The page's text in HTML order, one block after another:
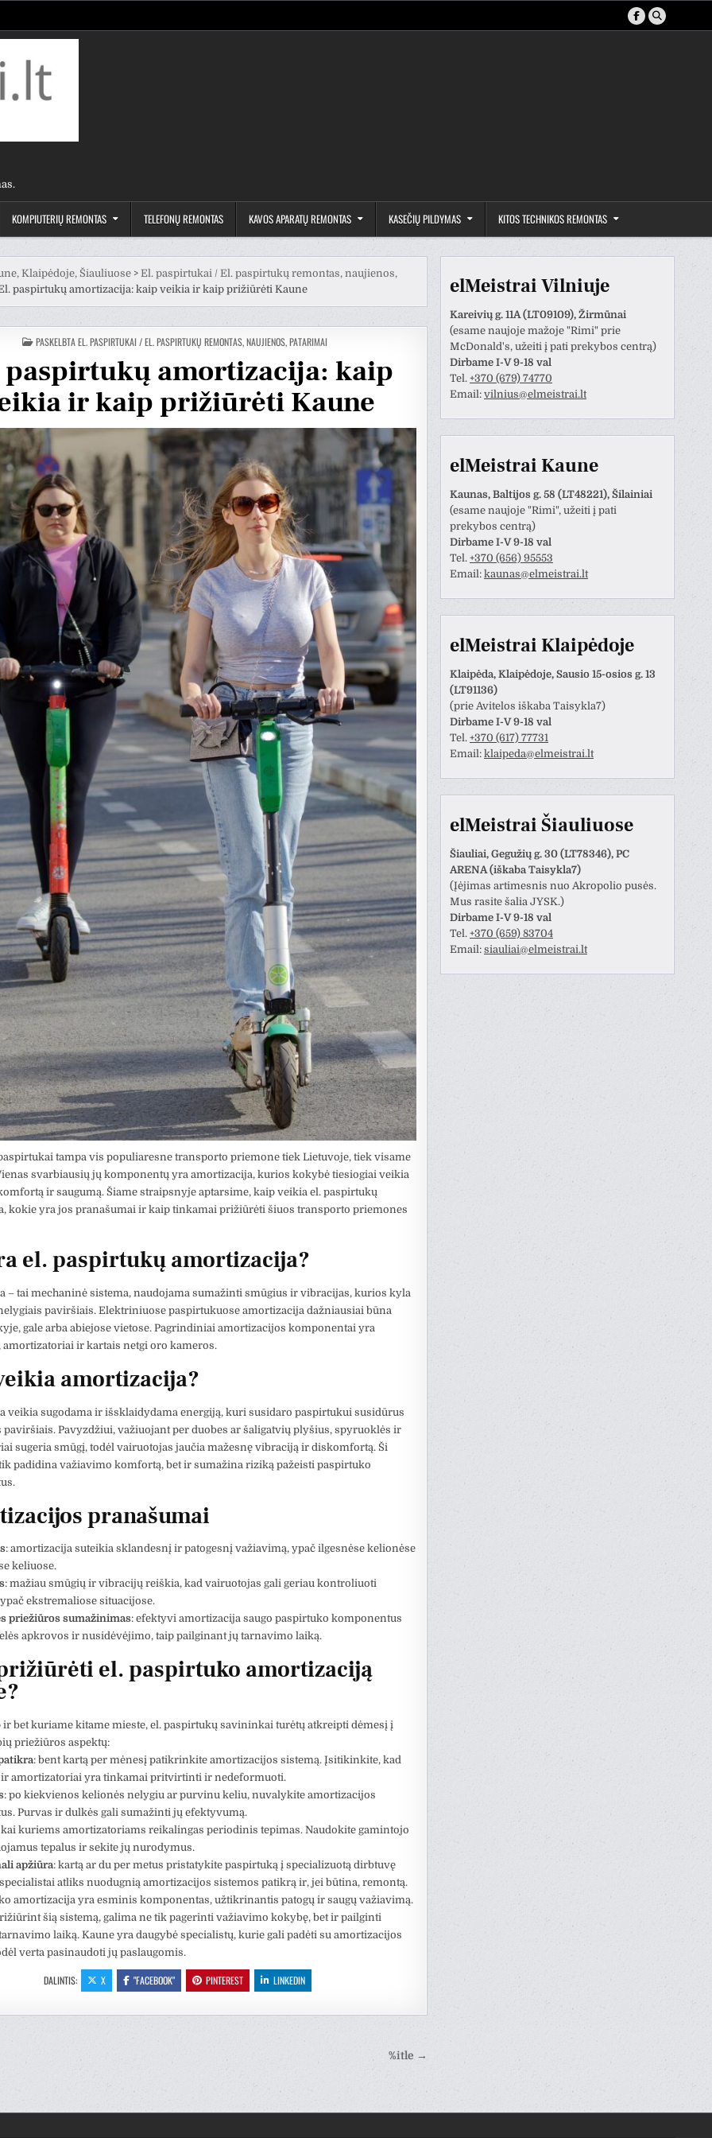
KOMPIUTERIŲ REMONTAS TELEFONŲ REMONTAS KAVOS APARATŲ REMONTAS KASEČIŲ PILDYMAS KITOS TECHNIKOS REMONTAS
Krv
metų
Vytautas Ragaisis
prieš 3 metų
Šis naudotojas paliko tik
įvertinimą.
Anastazija Lukoševičienė
prieš 3 metų
Šis naudotojas paliko tik
įvertinimą.
Mandagus bendravimas ir
greitai bei kokybiškai
atliktas darbas.
Klaipėdoje, Šiauliuose> El. paspirtukai / El. paspirtukų remontas, naujienos,
paspirtukų amortizacija: kaip veikia ir kaip prižiūrėti Kaune
PASKELBTAEL. PASPIRTUKAI / EL. PASPIRTUKŲ REMONTAS, NAUJIENOS, PATARIMAI
paspirtukų amortizacija: kaip
ir kaip prižiūrėti Kaune
tampa vis populiaresne transporto priemone tiek Lietuvoje, tiek visame
svarbiausių jų komponentų yra amortizacija, kurios kokybė tiesiogiai veikia
ir saugumą. Šiame straipsnyje aptarsime, kaip veikia el. paspirtukų
kokie yra jos pranašumai ir kaip tinkamai prižiūrėti šiuos transporto priemones
el. paspirtukų amortizacija?
– tai mechaninė sistema, naudojama sumažinti smūgius ir vibracijas, kurios kyla
paviršiais. Elektriniuose paspirtukuose amortizacija dažniausiai būna
gale arba abiejose vietose. Pagrindiniai amortizacijos komponentai yra
amortizatoriai ir kartais netgi oro kameros.
amortizacija?
veikia sugodama ir išsklaidydama energiją, kuri susidaro paspirtukui susidūrus
paviršiais. Pavyzdžiui, važiuojant per duobes ar šaligatvių plyšius, spyruoklės ir
sugeria smūgį, todėl vairuotojas jaučia mažesnę vibraciją ir diskomfortą. Ši
padidina važiavimo komfortą, bet ir sumažina riziką pažeisti paspirtuko
pranašumai
: amortizacija suteikia sklandesnį ir patogesnį važiavimą, ypač ilgesnėse kelionėse
keliuose.
: mažiau smūgių ir vibracijų reiškia, kad vairuotojas gali geriau kontroliuoti
ekstremaliose situacijose.
priežiūros sumažinimas: efektyvi amortizacija saugo paspirtuko komponentus
apkrovos ir nusidėvėjimo, taip pailginant jų tarnavimo laiką.
el. paspirtuko amortizaciją
ir bet kuriame kitame mieste, el. paspirtukų savininkai turėtų atkreipti dėmesį į
priežiūros aspektų:
: bent kartą per mėnesį patikrinkite amortizacijos sistemą. Įsitikinkite, kad
amortizatoriai yra tinkamai pritvirtinti ir nedeformuoti.
: po kiekvienos kelionės nelygiu ar purvinu keliu, nuvalykite amortizacijos
Purvas ir dulkės gali sumažinti jų efektyvumą.
kai kuriems amortizatoriams reikalingas periodinis tepimas. Naudokite gamintojo
tepalus ir sekite jų nurodymus.
apžiūra: kartą ar du per metus pristatykite paspirtuką į specializuotą dirbtuvę
atliks nuodugnią amortizacijos sistemos patikrą ir, jei būtina, remontą.
amortizacija yra esminis komponentas, užtikrinantis patogų ir saugų važiavimą.
šią sistemą, galima ne tik pagerinti važiavimo kokybę, bet ir pailginti
laiką. Kaune yra daugybė specialistų, kurie gali padėti su amortizacijos
verta pasinaudoti jų paslaugomis.
DALINTIS: X "FACEBOOK" PINTEREST LINKEDIN
%itle →
elMeistrai Vilniuje
Kareivių g. 11A (LT09109), Žirmūnai
(esame naujoje mažoje "Rimi" prie
McDonald's, užeiti į pati prekybos centrą)
Dirbame I-V 9-18 val
Tel. +370 (679) 74770
Email: vilnius@elmeistrai.lt
elMeistrai Kaune
Kaunas, Baltijos g. 58 (LT48221), Šilainiai
(esame naujoje "Rimi", užeiti į pati
prekybos centrą)
Dirbame I-V 9-18 val
Tel. +370 (656) 95553
Email: kaunas@elmeistrai.lt
elMeistrai Klaipėdoje
Klaipėda, Klaipėdoje, Sausio 15-osios g. 13
(LT91136)
(prie Avitelos iškaba Taisykla7)
Dirbame I-V 9-18 val
Tel. +370 (617) 77731
Email: klaipeda@elmeistrai.lt
elMeistrai Šiauliuose
Šiauliai, Gegužių g. 30 (LT78346), PC
ARENA (iškaba Taisykla7)
(Įėjimas artimesnis nuo Akropolio pusės.
Mus rasite šalia JYSK.)
Dirbame I-V 9-18 val
Tel. +370 (659) 83704
Email: siauliai@elmeistrai.lt